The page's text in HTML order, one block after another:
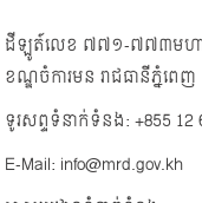
ដីឡូត៍លេខ ៧៧១-៧៧៣មហាវិ
ខណ្ឌចំការមន រាជធានីភ្នំពេញ
ទូរសព្ទទំនាក់ទំនង: +855 12
E-Mail: info@mrd.gov.kh